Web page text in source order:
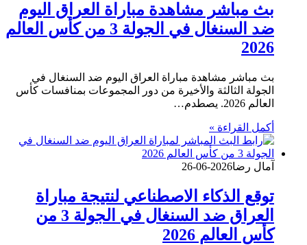
بث مباشر مشاهدة مباراة العراق اليوم
ضد السنغال في الجولة 3 من كأس العالم
2026
بث مباشر مشاهدة مباراة العراق اليوم ضد السنغال في
الجولة الثالثة والأخيرة من دور المجموعات بمنافسات كأس
العالم 2026. يصطدم…
أكمل القراءة »
آمال رضا2026-06-26
توقع الذكاء الاصطناعي لنتيجة مباراة
العراق ضد السنغال في الجولة 3 من
كأس العالم 2026